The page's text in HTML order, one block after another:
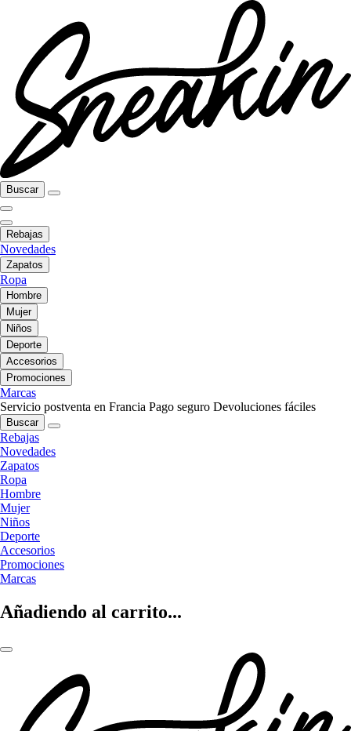
Buscar
Rebajas
Novedades
Zapatos
Ropa
Hombre
Mujer
Niños
Deporte
Accesorios
Promociones
Marcas
Servicio postventa en Francia Pago seguro Devoluciones fáciles
Buscar
Rebajas
Novedades
Zapatos
Ropa
Hombre
Mujer
Niños
Deporte
Accesorios
Promociones
Marcas
Añadiendo al carrito...